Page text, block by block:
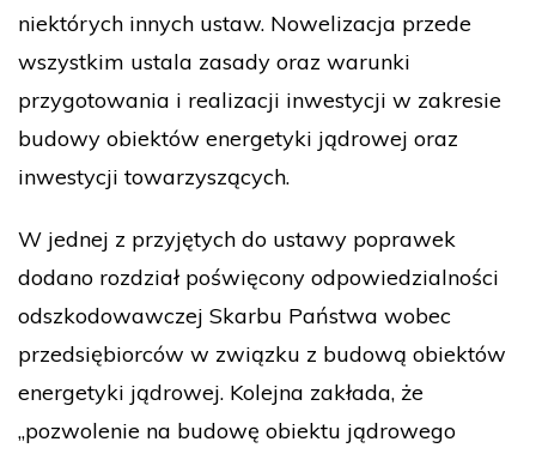
niektórych innych ustaw. Nowelizacja przede
wszystkim ustala zasady oraz warunki
przygotowania i realizacji inwestycji w zakresie
budowy obiektów energetyki jądrowej oraz
inwestycji towarzyszących.
W jednej z przyjętych do ustawy poprawek
dodano rozdział poświęcony odpowiedzialności
odszkodowawczej Skarbu Państwa wobec
przedsiębiorców w związku z budową obiektów
energetyki jądrowej. Kolejna zakłada, że
„pozwolenie na budowę obiektu jądrowego